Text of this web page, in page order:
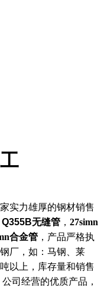
实力雄厚的钢材销售
Q355B无缝管 ， 27simn
合金管 ，产品严格执
厂，如：马钢、莱
以上，库存量和销售
司经营的优质产品，